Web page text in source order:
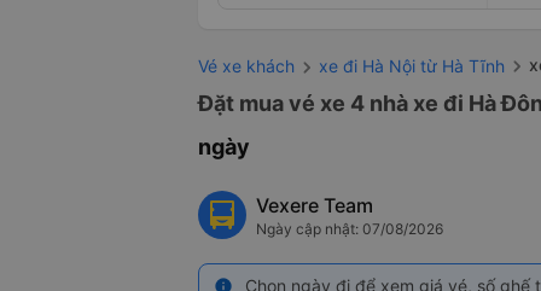
Vé xe khách xe đi Hà Nội từ Hà Tĩnh
Đặt mua vé xe 4 nhà xe đi Hà
ngày
Vexere Team
Ngày cập nhật: 07/08/2026
info Chọn ngày đi để xem giá vé, số